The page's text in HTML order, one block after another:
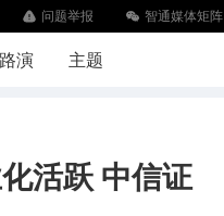
问题举报 智通媒体矩阵
路演 主题
活跃 中信证